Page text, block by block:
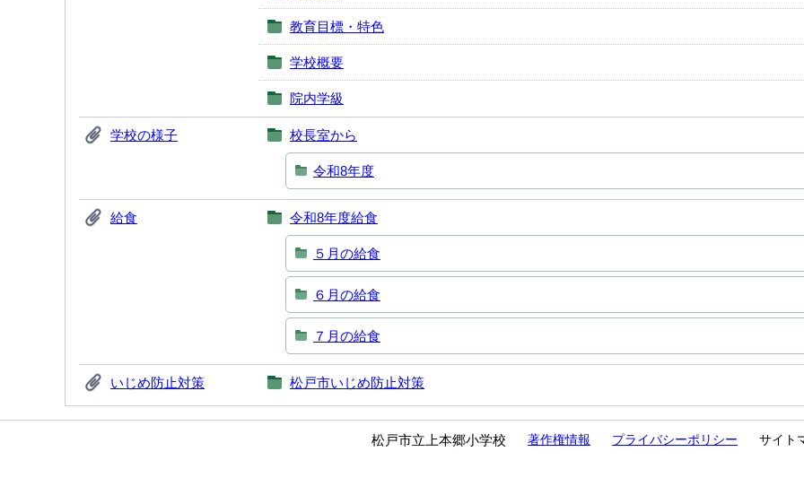
教育目標・特色
学校概要
院内学級
学校の様子 校長室から
令和8年度
給食 令和8年度給食
５月の給食
６月の給食
７月の給食
いじめ防止対策 松戸市いじめ防止対策
松戸市立上本郷小学校 著作権情報 プライバシーポリシー サイト